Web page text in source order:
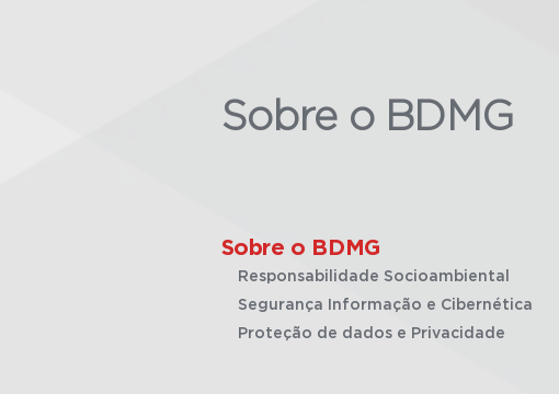
Sobre o BDMG
Sobre o BDMG
Responsabilidade Socioambiental
Segurança Informação e Cibernética
Proteção de dados e Privacidade